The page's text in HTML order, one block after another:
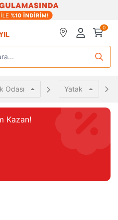
0
Odası Yatak
Kazan!